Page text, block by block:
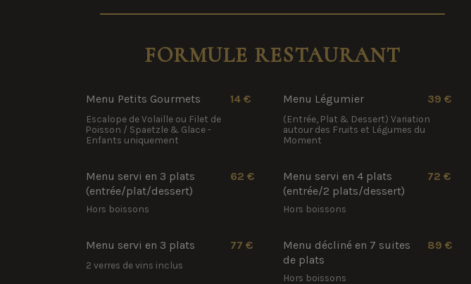
FORMULE RESTAURANT
Menu Petits Gourmets 14 €
Escalope de Volaille ou Filet de
Poisson / Spaetzle & Glace -
Enfants uniquement
Menu Légumier 39 €
(Entrée, Plat & Dessert) Variation
autour des Fruits et Légumes du
Moment
Menu servi en 3 plats
(entrée/plat/dessert)
62 €
Hors boissons
Menu servi en 4 plats
(entrée/2 plats/dessert)
72 €
Hors boissons
Menu servi en 3 plats 77 €
2 verres de vins inclus
Menu décliné en 7 suites
de plats
89 €
Hors boissons